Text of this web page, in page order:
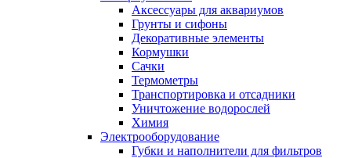
Аксессуары для аквариумов
Грунты и сифоны
Декоративные элементы
Кормушки
Сачки
Термометры
Транспортировка и отсадники
Уничтожение водорослей
Химия
Электрооборудование
Губки и наполнители для фильтров